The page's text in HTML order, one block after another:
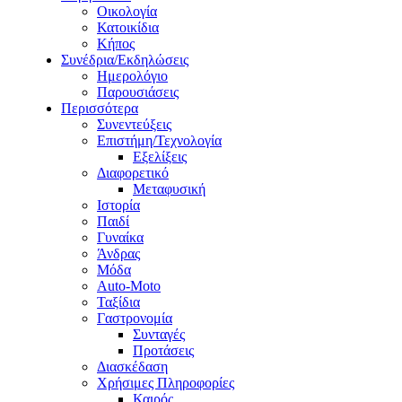
Οικολογία
Κατοικίδια
Κήπος
Συνέδρια/Εκδηλώσεις
Ημερολόγιο
Παρουσιάσεις
Περισσότερα
Συνεντεύξεις
Επιστήμη/Τεχνολογία
Εξελίξεις
Διαφορετικό
Μεταφυσική
Ιστορία
Παιδί
Γυναίκα
Άνδρας
Μόδα
Auto-Moto
Ταξίδια
Γαστρονομία
Συνταγές
Προτάσεις
Διασκέδαση
Χρήσιμες Πληροφορίες
Καιρός